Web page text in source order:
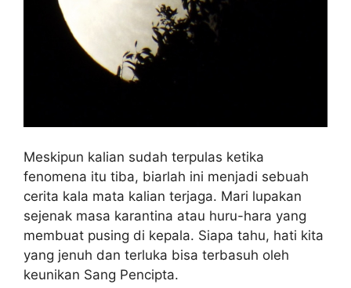
Meskipun kalian sudah terpulas ketika
fenomena itu tiba, biarlah ini menjadi sebuah
cerita kala mata kalian terjaga. Mari lupakan
sejenak masa karantina atau huru-hara yang
membuat pusing di kepala. Siapa tahu, hati kita
yang jenuh dan terluka bisa terbasuh oleh
keunikan Sang Pencipta.